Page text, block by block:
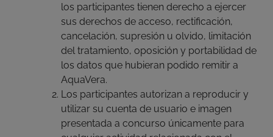
los participantes tienen derecho a ejercer
sus derechos de acceso, rectificación,
cancelación, supresión u olvido, limitación
del tratamiento, oposición y portabilidad de
los datos que hubieran podido remitir a
AquaVera.
Los participantes autorizan a reproducir y
utilizar su cuenta de usuario e imagen
presentada a concurso únicamente para